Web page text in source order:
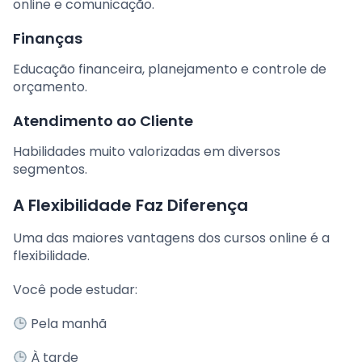
online e comunicação.
Finanças
Educação financeira, planejamento e controle de
orçamento.
Atendimento ao Cliente
Habilidades muito valorizadas em diversos
segmentos.
A Flexibilidade Faz Diferença
Uma das maiores vantagens dos cursos online é a
flexibilidade.
Você pode estudar:
Pela manhã
À tarde